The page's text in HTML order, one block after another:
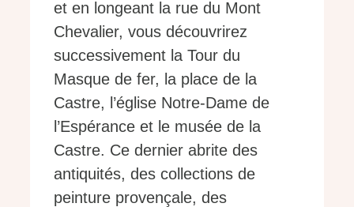
et en longeant la rue du Mont
Chevalier, vous découvrirez
successivement la Tour du
Masque de fer, la place de la
Castre, l’église Notre-Dame de
l’Espérance et le musée de la
Castre. Ce dernier abrite des
antiquités, des collections de
peinture provençale, des